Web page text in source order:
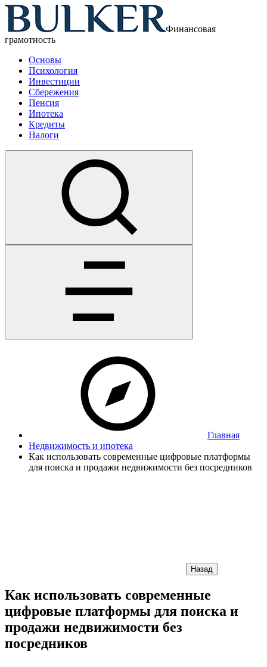
Финансовая
грамотность
Основы
Психология
Инвестиции
Сбережения
Пенсия
Ипотека
Кредиты
Налоги
Главная
Недвижимость и ипотека
Как использовать современные цифровые платформы
для поиска и продажи недвижимости без посредников
Назад
Как использовать современные
цифровые платформы для поиска и
продажи недвижимости без
посредников